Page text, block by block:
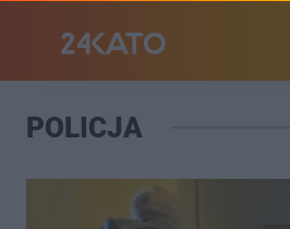
POLICJA